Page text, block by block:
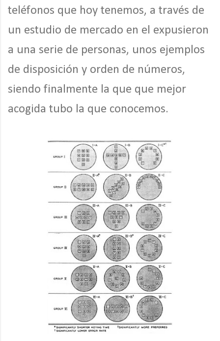
teléfonos que hoy tenemos, a través de
un estudio de mercado en el expusieron
a una serie de personas, unos ejemplos
de disposición y orden de números,
siendo finalmente la que que mejor
acogida tubo la que conocemos.